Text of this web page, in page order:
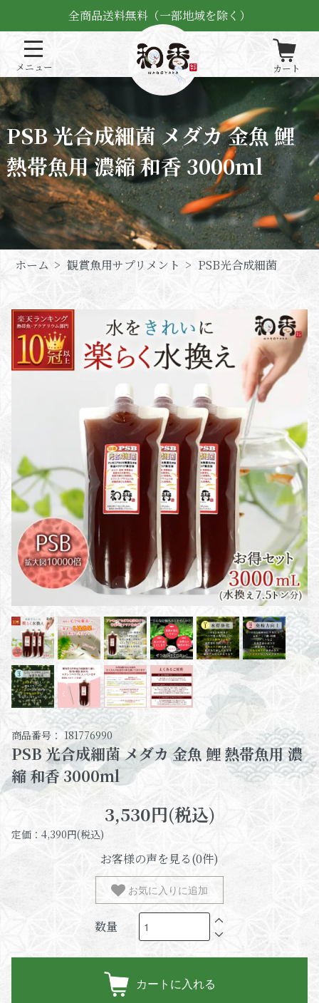
全商品送料無料（一部地域を除く）
PSB 光合成細菌 メダカ 金魚 鯉
熱帯魚用 濃縮 和香 3000ml
ホーム > 観賞魚用サプリメント > PSB光合成細菌
商品番号： 181776990
PSB 光合成細菌 メダカ 金魚 鯉 熱帯魚用 濃
縮 和香 3000ml
3,530円(税込)
定価：4,390円(税込)
お客様の声を見る(0件)
お気に入りに追加
数量
カートに入れる